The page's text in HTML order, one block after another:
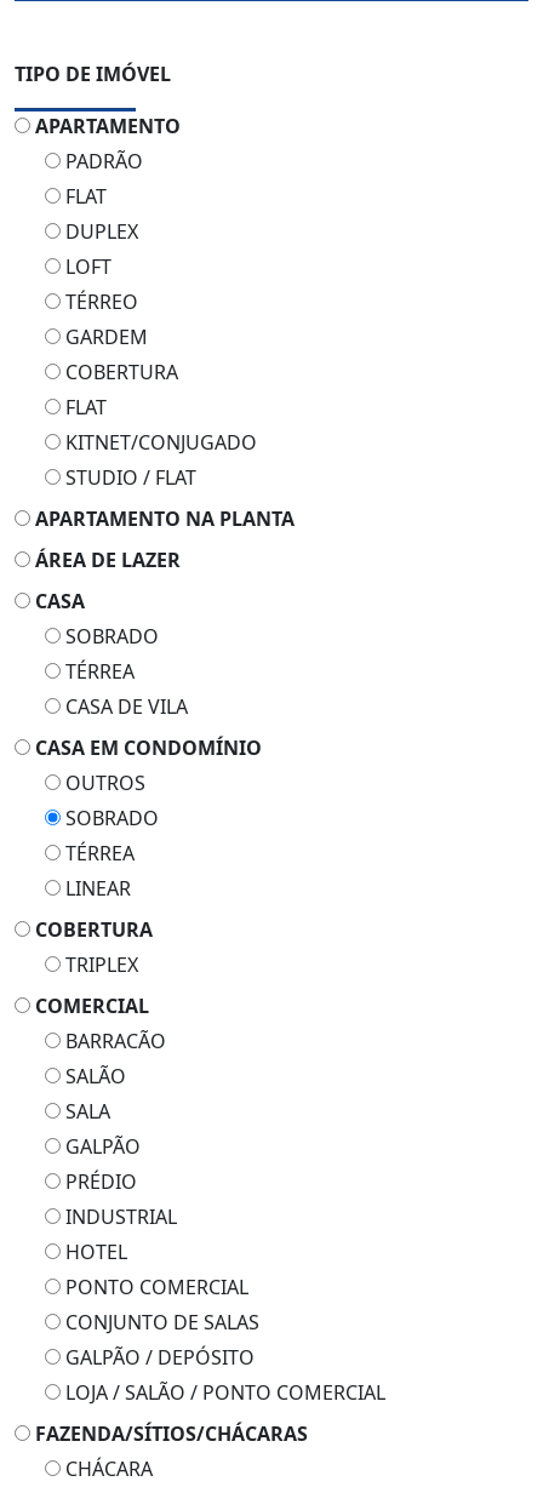
TIPO DE IMÓVEL
APARTAMENTO
PADRÃO
FLAT
DUPLEX
LOFT
TÉRREO
GARDEM
COBERTURA
FLAT
KITNET/CONJUGADO
STUDIO / FLAT
APARTAMENTO NA PLANTA
ÁREA DE LAZER
CASA
SOBRADO
TÉRREA
CASA DE VILA
CASA EM CONDOMÍNIO
OUTROS
SOBRADO
TÉRREA
LINEAR
COBERTURA
TRIPLEX
COMERCIAL
BARRACÃO
SALÃO
SALA
GALPÃO
PRÉDIO
INDUSTRIAL
HOTEL
PONTO COMERCIAL
CONJUNTO DE SALAS
GALPÃO / DEPÓSITO
LOJA / SALÃO / PONTO COMERCIAL
FAZENDA/SÍTIOS/CHÁCARAS
CHÁCARA